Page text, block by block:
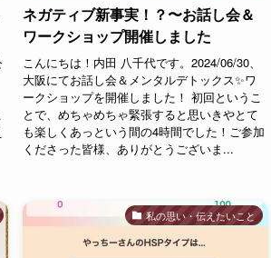
ネガティブ新事実！？〜お話し会＆
ワークショップ開催しました
こんにちは！内田 八千代です。2024/06/30、
大阪にてお話し会＆メンタルデトックス✨ワ
ークショップを開催しました！ 初回というこ
とで、めちゃめちゃ緊張すると思いきやとて
も楽しくあっという間の4時間でした！ご参加
くださった皆様、ありがとうございま...
私の思い・伝えたいこと